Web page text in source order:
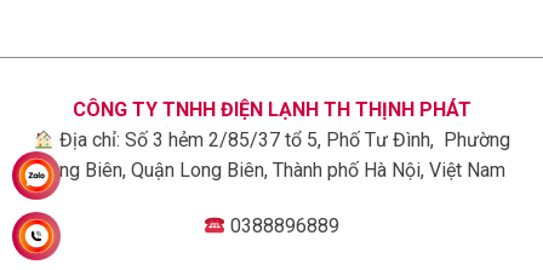
hợp với tùy chỉnh mà người dùng đã cài đặt để đưa
ra âm thanh thích hợp nhất.
CÔNG TY TNHH ĐIỆN LẠNH TH THỊNH PHÁT
Địa chỉ: Số 3 hẻm 2/85/37 tổ 5, Phố Tư Đình, Phường
Long Biên, Quận Long Biên, Thành phố Hà Nội, Việt Nam
0388896889